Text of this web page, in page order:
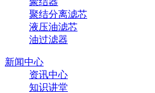
聚结分离滤芯
液压油滤芯
油过滤器
新闻中心
资讯中心
知识讲堂